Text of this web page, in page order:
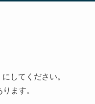
してください。
ます。